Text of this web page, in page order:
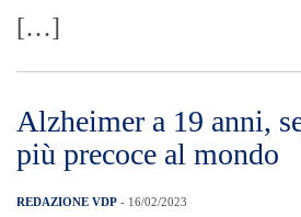
[…]
Alzheimer a 19 anni,
più precoce al mondo
REDAZIONE VDP - 16/02/2023